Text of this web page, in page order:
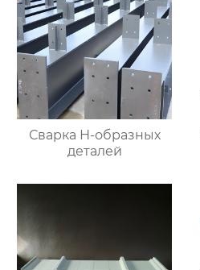
Сварка Н-образных
деталей